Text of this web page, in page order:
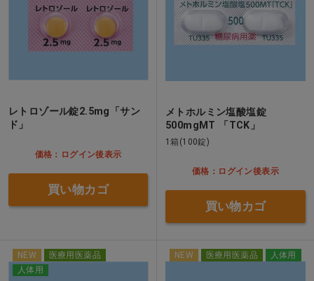
レトロゾール錠2.5mg「サン
ド」
価格：ログイン後表示
買い物カゴ
メトホルミン塩酸塩錠
500mgMT 「TCK」
1箱(100錠)
価格：ログイン後表示
買い物カゴ
NEW
医療用医薬品
人体用
NEW 医療用医薬品 人体用